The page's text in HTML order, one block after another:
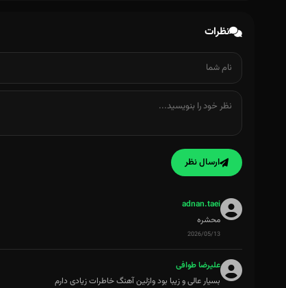
نظرات
ارسال نظر
adnan.taei
محشره
2026/05/13
علیرضا طوافی
بسیار عالی و زیبا بود وازلین آهنگ خاطرات زیادی دارم